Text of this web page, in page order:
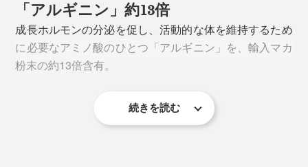
「アルギニン」約13倍
成長ホルモンの分泌を促し、活動的な体を維持するため
に必要なアミノ酸のひとつ「アルギニン」を、輸入マカ
粉末の約13倍含有。
続きを読む